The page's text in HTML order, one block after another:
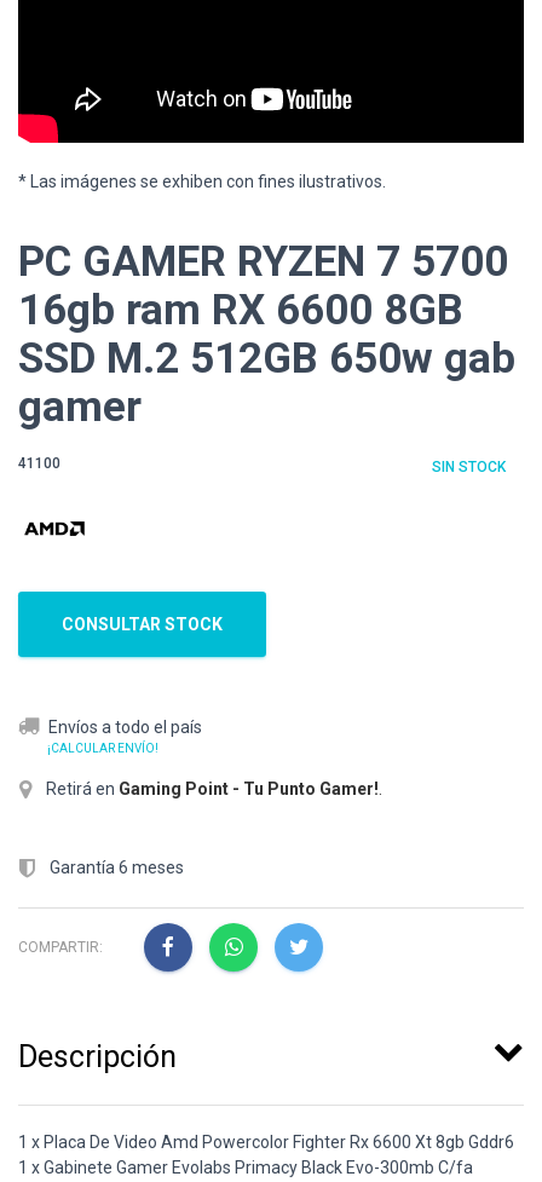
* Las imágenes se exhiben con fines ilustrativos.
PC GAMER RYZEN 7 5700
16gb ram RX 6600 8GB
SSD M.2 512GB 650w gab
gamer
41100 SIN STOCK
CONSULTAR STOCK
Envíos a todo el país
¡CALCULAR ENVÍO!
Retirá en Gaming Point - Tu Punto Gamer!
Garantía 6 meses
COMPARTIR:
Descripción
1 x Placa De Video Amd Powercolor Fighter Rx 6600 Xt 8gb Gddr6
1 x Gabinete Gamer Evolabs Primacy Black Evo-300mb C/fa